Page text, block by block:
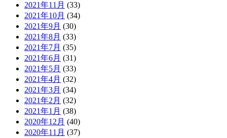
2021年11月 (33)
2021年10月 (34)
2021年9月 (30)
2021年8月 (33)
2021年7月 (35)
2021年6月 (31)
2021年5月 (33)
2021年4月 (32)
2021年3月 (34)
2021年2月 (32)
2021年1月 (38)
2020年12月 (40)
2020年11月 (37)